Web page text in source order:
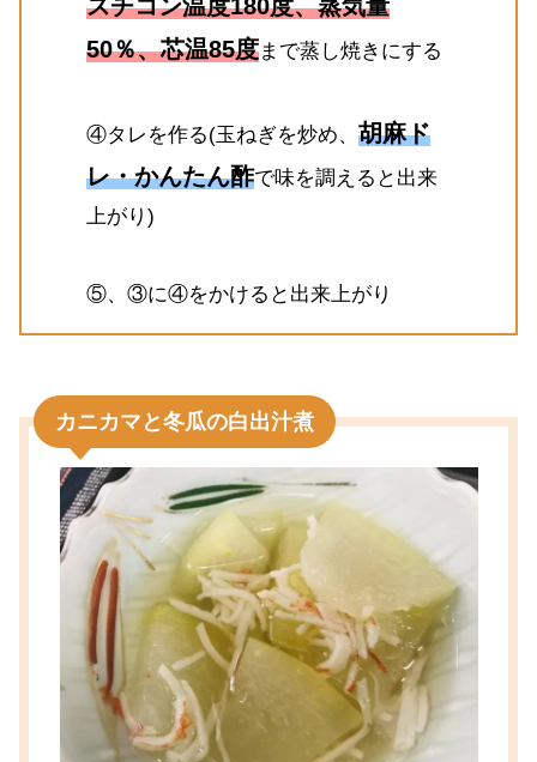
スチコン温度180度、蒸気量
50％、芯温85度まで蒸し焼きにする
④タレを作る(玉ねぎを炒め、胡麻ド
レ・かんたん酢で味を調えると出来
上がり)
⑤、③に④をかけると出来上がり
カニカマと冬瓜の白出汁煮